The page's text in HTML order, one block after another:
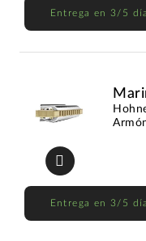
Entrega en 3/5
Entrega en 3/5